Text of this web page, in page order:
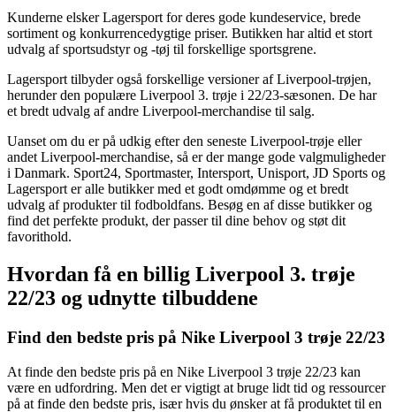
Kunderne elsker Lagersport for deres gode kundeservice, brede
sortiment og konkurrencedygtige priser. Butikken har altid et stort
udvalg af sportsudstyr og -tøj til forskellige sportsgrene.
Lagersport tilbyder også forskellige versioner af Liverpool-trøjen,
herunder den populære Liverpool 3. trøje i 22/23-sæsonen. De har
et bredt udvalg af andre Liverpool-merchandise til salg.
Uanset om du er på udkig efter den seneste Liverpool-trøje eller
andet Liverpool-merchandise, så er der mange gode valgmuligheder
i Danmark. Sport24, Sportmaster, Intersport, Unisport, JD Sports og
Lagersport er alle butikker med et godt omdømme og et bredt
udvalg af produkter til fodboldfans. Besøg en af disse butikker og
find det perfekte produkt, der passer til dine behov og støt dit
favorithold.
Hvordan få en billig Liverpool 3. trøje
22/23 og udnytte tilbuddene
Find den bedste pris på Nike Liverpool 3 trøje 22/23
At finde den bedste pris på en Nike Liverpool 3 trøje 22/23 kan
være en udfordring. Men det er vigtigt at bruge lidt tid og ressourcer
på at finde den bedste pris, især hvis du ønsker at få produktet til en